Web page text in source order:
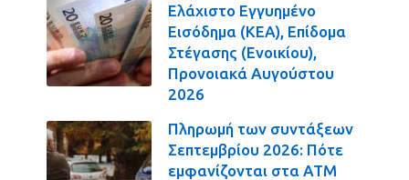
Ελάχιστο Εγγυημένο
Εισόδημα (ΚΕΑ), Επίδομα
Στέγασης (Ενοικίου),
Προνοιακά Αυγούστου
2026
Πληρωμή των συντάξεων
Σεπτεμβρίου 2026: Πότε
εμφανίζονται στα ΑΤΜ